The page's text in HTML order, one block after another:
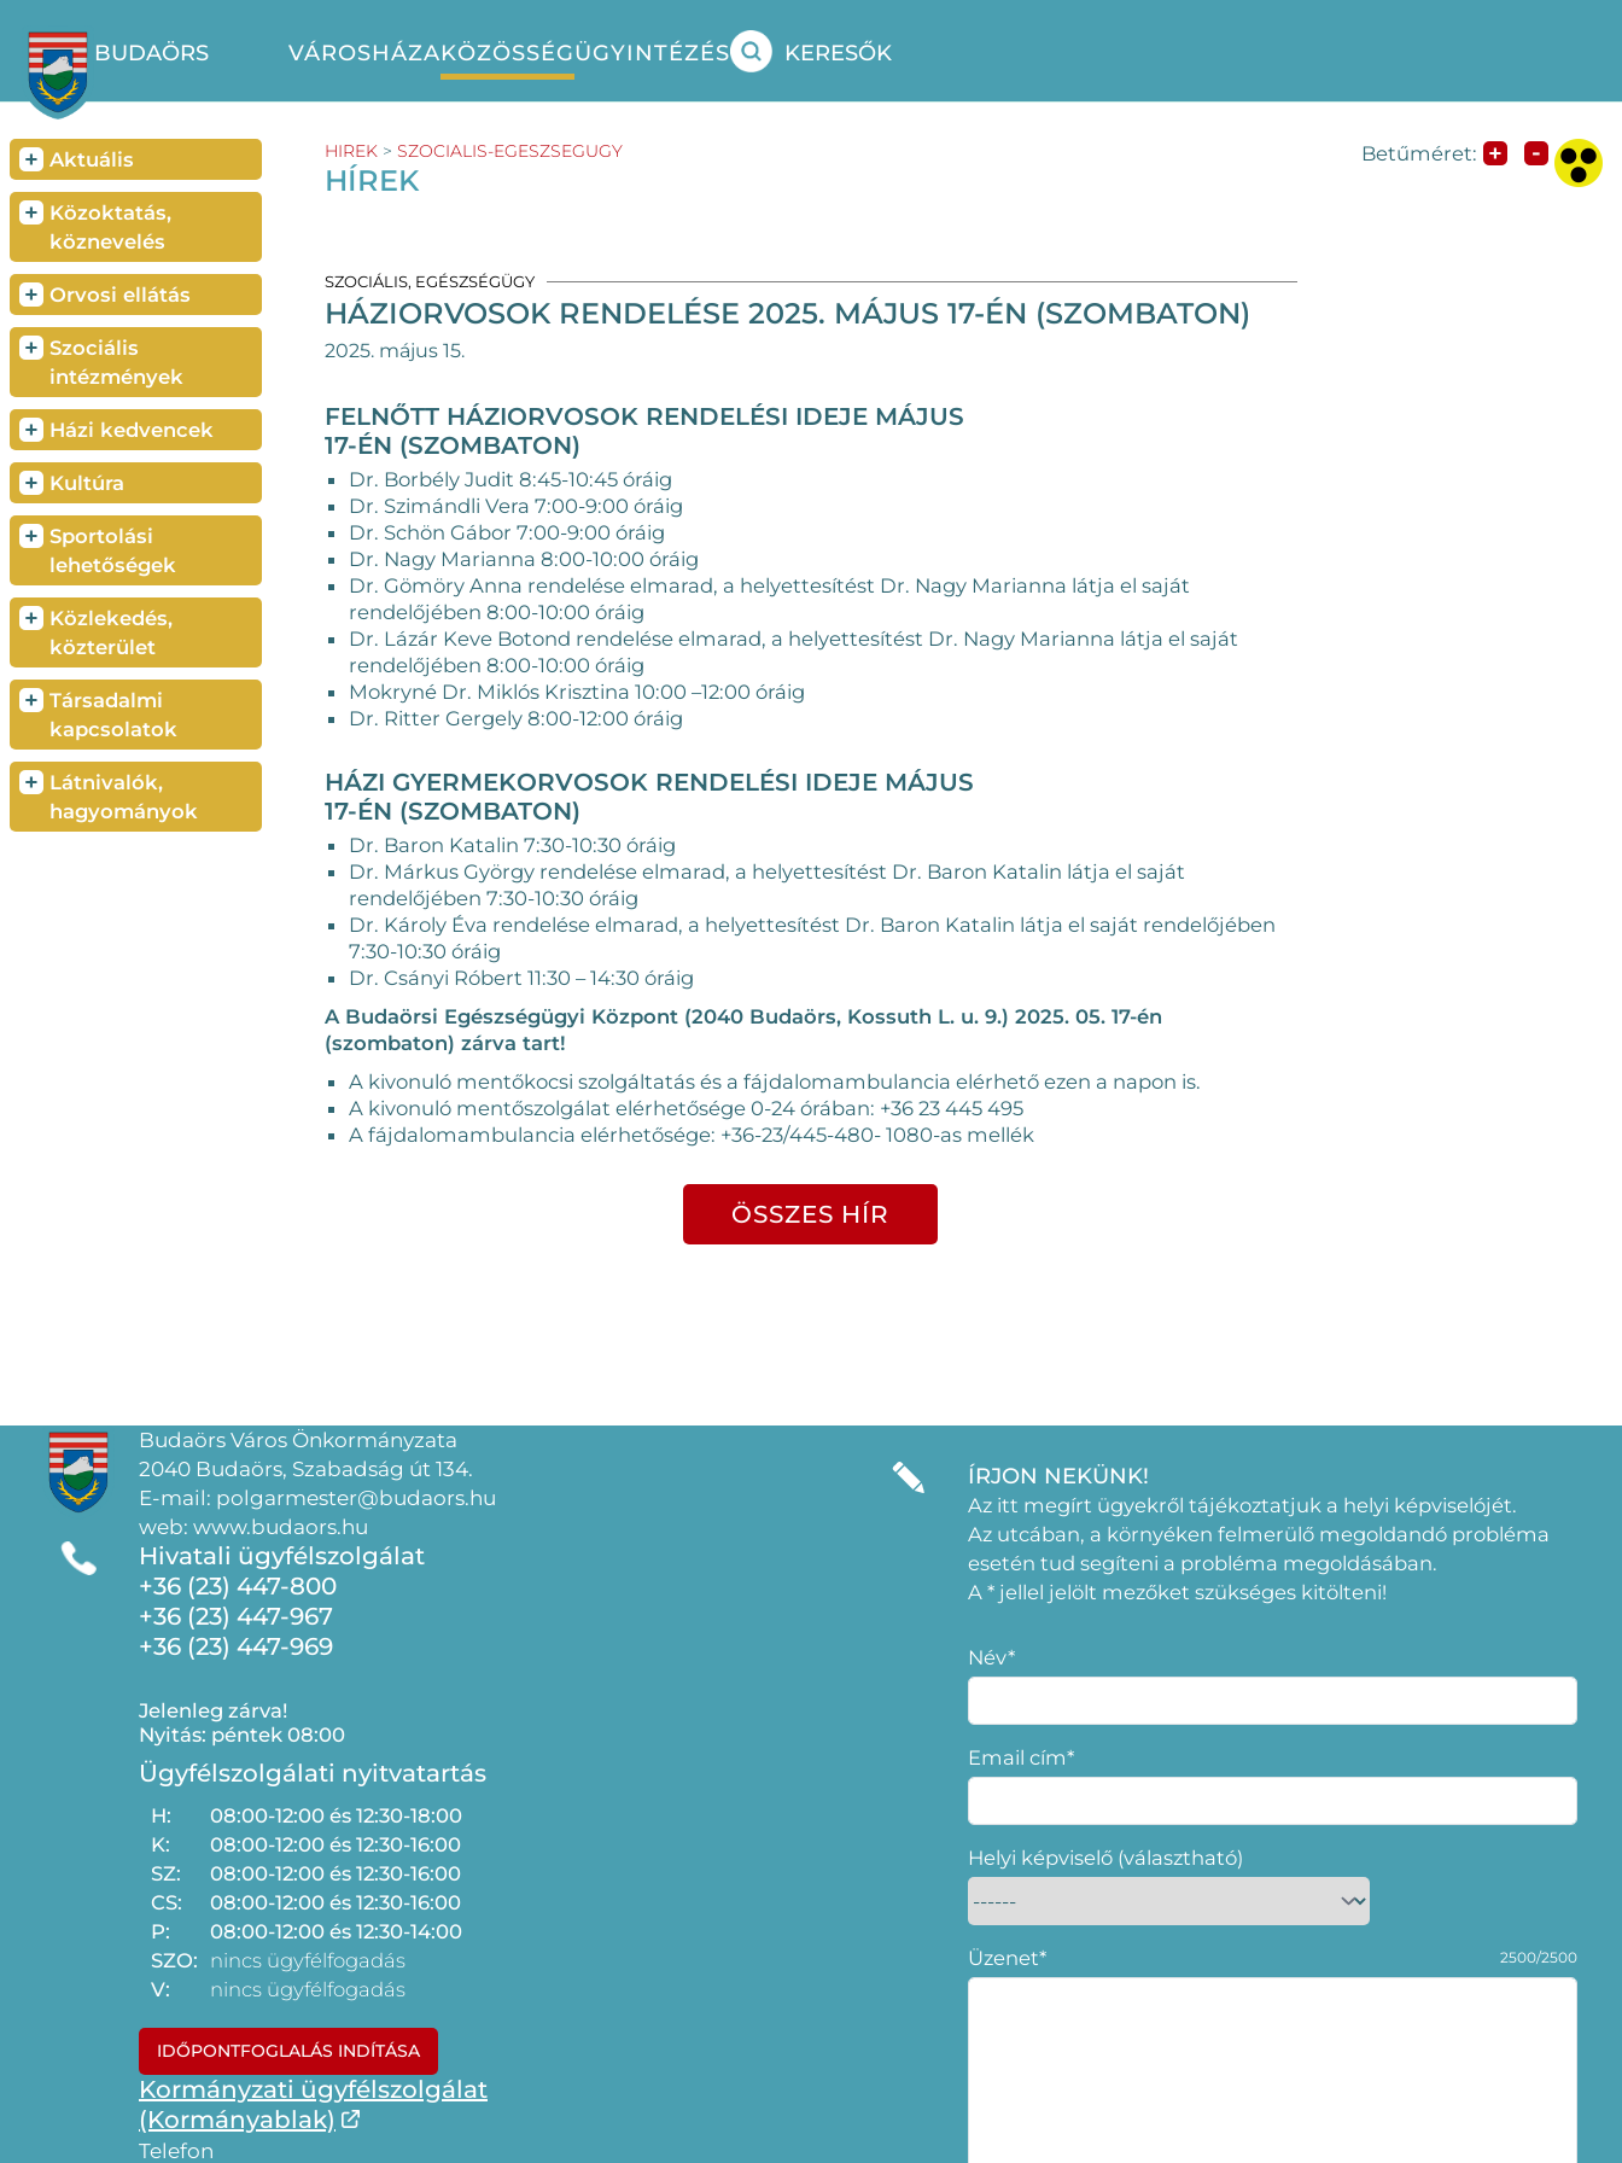
BUDAÖRS VÁROSHÁZAKÖZÖSSÉGÜGYINTÉZÉS KERESŐK
+ Aktuális
+ Közoktatás,
köznevelés
+ Orvosi ellátás
+ Szociális
intézmények
+ Házi kedvencek
+ Kultúra
+ Sportolási
lehetőségek
+ Közlekedés,
közterület
+ Társadalmi
kapcsolatok
+ Látnivalók,
hagyományok
HIREK > SZOCIALIS-EGESZSEGUGY
HÍREK
SZOCIÁLIS, EGÉSZSÉGÜGY
HÁZIORVOSOK RENDELÉSE 2025. MÁJUS 17-ÉN (SZOMBATON)
2025. május 15.
FELNŐTT HÁZIORVOSOK RENDELÉSI IDEJE MÁJUS
17-ÉN (SZOMBATON)
Dr. Borbély Judit 8:45-10:45 óráig
Dr. Szimándli Vera 7:00-9:00 óráig
Dr. Schön Gábor 7:00-9:00 óráig
Dr. Nagy Marianna 8:00-10:00 óráig
Dr. Gömöry Anna rendelése elmarad, a helyettesítést Dr. Nagy Marianna látja el saját
rendelőjében 8:00-10:00 óráig
Dr. Lázár Keve Botond rendelése elmarad, a helyettesítést Dr. Nagy Marianna látja el saját
rendelőjében 8:00-10:00 óráig
Mokryné Dr. Miklós Krisztina 10:00 –12:00 óráig
Dr. Ritter Gergely 8:00-12:00 óráig
HÁZI GYERMEKORVOSOK RENDELÉSI IDEJE MÁJUS
17-ÉN (SZOMBATON)
Dr. Baron Katalin 7:30-10:30 óráig
Dr. Márkus György rendelése elmarad, a helyettesítést Dr. Baron Katalin látja el saját
rendelőjében 7:30-10:30 óráig
Dr. Károly Éva rendelése elmarad, a helyettesítést Dr. Baron Katalin látja el saját rendelőjében
7:30-10:30 óráig
Dr. Csányi Róbert 11:30 – 14:30 óráig
A Budaörsi Egészségügyi Központ (2040 Budaörs, Kossuth L. u. 9.) 2025. 05. 17-én
(szombaton) zárva tart!
A kivonuló mentőkocsi szolgáltatás és a fájdalomambulancia elérhető ezen a napon is.
A kivonuló mentőszolgálat elérhetősége 0-24 órában: +36 23 445 495
A fájdalomambulancia elérhetősége: +36-23/445-480- 1080-as mellék
ÖSSZES HÍR
Betűméret: + -
Budaörs Város Önkormányzata
2040 Budaörs, Szabadság út 134.
E-mail: polgarmester@budaors.hu
web: www.budaors.hu
Hivatali ügyfélszolgálat
+36 (23) 447-800
+36 (23) 447-967
+36 (23) 447-969
Jelenleg zárva!
Nyitás: péntek 08:00
Ügyfélszolgálati nyitvatartás
H:
08:00-12:00 és 12:30-18:00
K:
08:00-12:00 és 12:30-16:00
SZ:
08:00-12:00 és 12:30-16:00
CS:
08:00-12:00 és 12:30-16:00
P:
08:00-12:00 és 12:30-14:00
SZO: nincs ügyfélfogadás
V:
nincs ügyfélfogadás
IDŐPONTFOGLALÁS INDÍTÁSA
Kormányzati ügyfélszolgálat
(Kormányablak)
Telefon
ÍRJON NEKÜNK!
Az itt megírt ügyekről tájékoztatjuk a helyi képviselójét.
Az utcában, a környéken felmerülő megoldandó probléma
esetén tud segíteni a probléma megoldásában.
A * jellel jelölt mezőket szükséges kitölteni!
Név*
Email cím*
Helyi képviselő (választható)
Üzenet* 2500/2500